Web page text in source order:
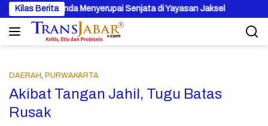
Langsung
ke
konten
Kilas Berita
Benda Menyerupai Senjata di Yayasan Jaksel
DAERAH, PURWAKARTA
Akibat Tangan Jahil, Tugu Batas
Rusak